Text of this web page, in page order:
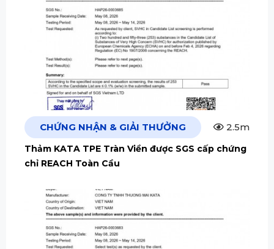
CHỨNG NHẬN & GIẢI THƯỞNG 2.5m
Thảm KATA TPE Tràn Viền được SGS cấp chứng
chỉ REACH Toàn Cầu